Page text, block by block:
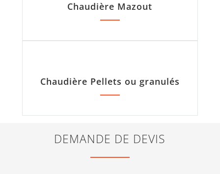
Chaudière Mazout
Chaudière Pellets ou granulés
DEMANDE DE DEVIS